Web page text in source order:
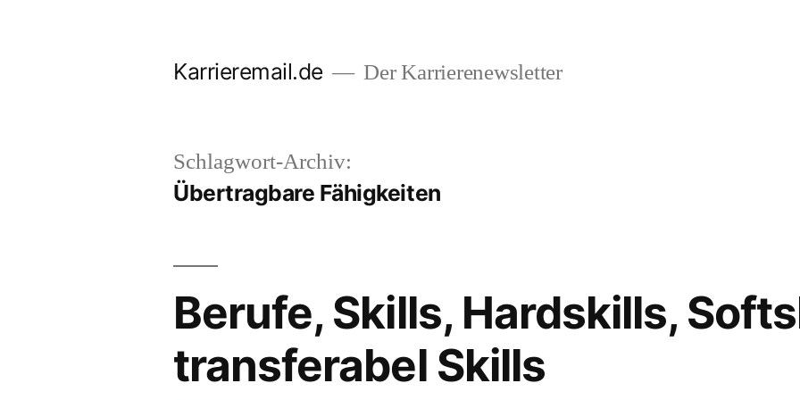
Karrieremail.de Der Karrierenewsletter
Schlagwort-Archiv:
Übertragbare Fähigkeiten
Berufe, Skills, Hardskills,
transferabel Skills